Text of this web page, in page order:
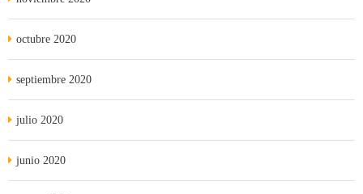
octubre 2020
septiembre 2020
julio 2020
junio 2020